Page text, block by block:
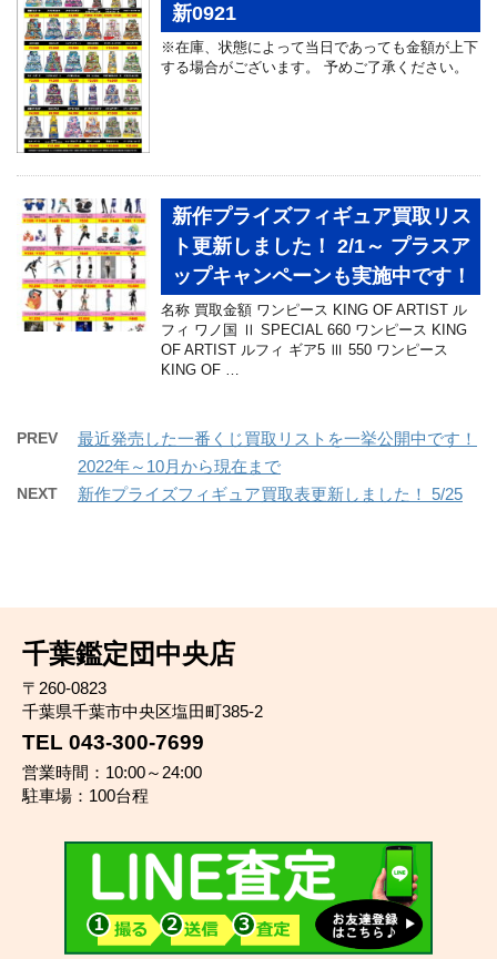
新0921
※在庫、状態によって当日であっても金額が上下
する場合がございます。 予めご了承ください。
新作プライズフィギュア買取リス
ト更新しました！ 2/1～ プラスア
ップキャンペーンも実施中です！
名称 買取金額 ワンピース KING OF ARTIST ル
フィ ワノ国 Ⅱ SPECIAL 660 ワンピース KING
OF ARTIST ルフィ ギア5 Ⅲ 550 ワンピース
KING OF …
PREV
最近発売した一番くじ買取リストを一挙公開中です！
2022年～10月から現在まで
NEXT 新作プライズフィギュア買取表更新しました！ 5/25
千葉鑑定団中央店
〒260-0823
千葉県千葉市中央区塩田町385-2
TEL 043-300-7699
営業時間：10:00～24:00
駐車場：100台程